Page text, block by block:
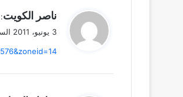
ي
ل
ناصر الكويت:
3 يونيو، 2011 الساعة 11:39 ص